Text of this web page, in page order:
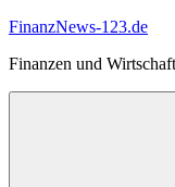
Zum
springen
FinanzNews-123.de
Finanzen und